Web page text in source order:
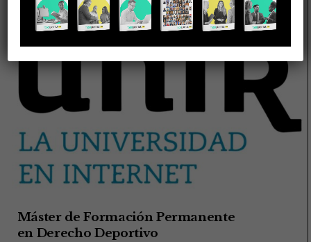
Máster de Formación Permanente
en Derecho Deportivo